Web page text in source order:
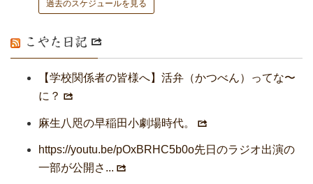
過去のスケジュールを見る
こやた日記
【学校関係者の皆様へ】活弁（かつべん）ってな〜
に？
麻生八咫の早稲田小劇場時代。
https://youtu.be/pOxBRHC5b0o先日のラジオ出演の
一部が公開さ...